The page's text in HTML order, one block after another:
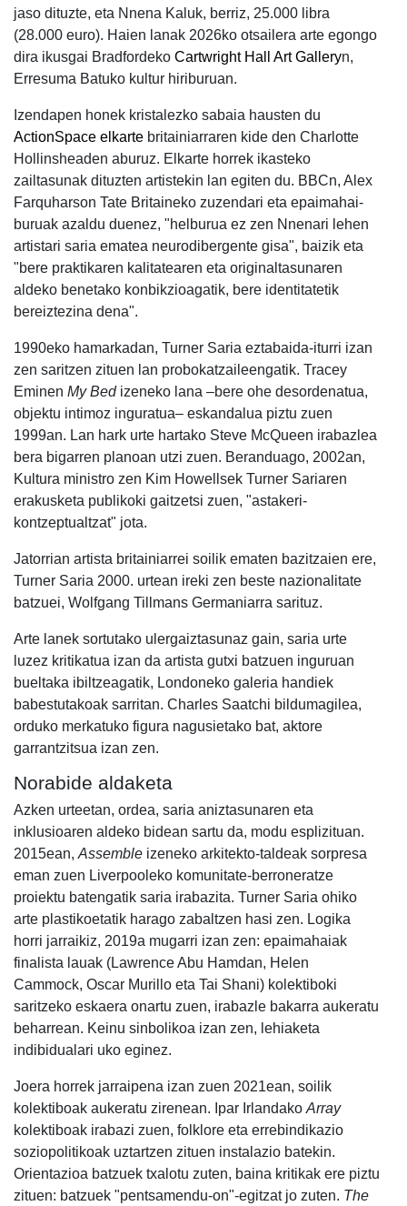
jaso dituzte, eta Nnena Kaluk, berriz, 25.000 libra
(28.000 euro). Haien lanak 2026ko otsailera arte egongo
dira ikusgai Bradfordeko Cartwright Hall Art Galleryn,
Erresuma Batuko kultur hiriburuan.
Izendapen honek kristalezko sabaia hausten du
ActionSpace elkarte britainiarraren kide den Charlotte
Hollinsheaden aburuz. Elkarte horrek ikasteko
zailtasunak dituzten artistekin lan egiten du. BBCn, Alex
Farquharson Tate Britaineko zuzendari eta epaimahai-
buruak azaldu duenez, "helburua ez zen Nnenari lehen
artistari saria ematea neurodibergente gisa", baizik eta
"bere praktikaren kalitatearen eta originaltasunaren
aldeko benetako konbikzioagatik, bere identitatetik
bereiztezina dena".
1990eko hamarkadan, Turner Saria eztabaida-iturri izan
zen saritzen zituen lan probokatzaileengatik. Tracey
Eminen My Bedizeneko lana –bere ohe desordenatua,
objektu intimoz inguratua– eskandalua piztu zuen
1999an. Lan hark urte hartako Steve McQueen irabazlea
bera bigarren planoan utzi zuen. Beranduago, 2002an,
Kultura ministro zen Kim Howellsek Turner Sariaren
erakusketa publikoki gaitzetsi zuen, "astakeri-
kontzeptualtzat" jota.
Jatorrian artista britainiarrei soilik ematen bazitzaien ere,
Turner Saria 2000. urtean ireki zen beste nazionalitate
batzuei, Wolfgang Tillmans Germaniarra sarituz.
Arte lanek sortutako ulergaiztasunaz gain, saria urte
luzez kritikatua izan da artista gutxi batzuen inguruan
bueltaka ibiltzeagatik, Londoneko galeria handiek
babestutakoak sarritan. Charles Saatchi bildumagilea,
orduko merkatuko figura nagusietako bat, aktore
garrantzitsua izan zen.
Norabide aldaketa
Azken urteetan, ordea, saria aniztasunaren eta
inklusioaren aldeko bidean sartu da, modu esplizituan.
2015ean, Assemble izeneko arkitekto-taldeak sorpresa
eman zuen Liverpooleko komunitate-berroneratze
proiektu batengatik saria irabazita. Turner Saria ohiko
arte plastikoetatik harago zabaltzen hasi zen. Logika
horri jarraikiz, 2019a mugarri izan zen: epaimahaiak
finalista lauak (Lawrence Abu Hamdan, Helen
Cammock, Oscar Murillo eta Tai Shani) kolektiboki
saritzeko eskaera onartu zuen, irabazle bakarra aukeratu
beharrean. Keinu sinbolikoa izan zen, lehiaketa
indibidualari uko eginez.
Joera horrek jarraipena izan zuen 2021ean, soilik
kolektiboak aukeratu zirenean. Ipar Irlandako Array
kolektiboak irabazi zuen, folklore eta errebindikazio
soziopolitikoak uztartzen zituen instalazio batekin.
Orientazioa batzuek txalotu zuten, baina kritikak ere piztu
zituen: batzuek "pentsamendu-on"-egitzat jo zuten. The